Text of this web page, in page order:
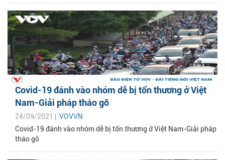
Covid-19 đánh vào nhóm dễ bị tổn thương ở Việt
Nam-Giải pháp tháo gỡ
24/09/2021 | VOVVN
Covid-19 đánh vào nhóm dễ bị tổn thương ở Việt Nam-Giải pháp
tháo gỡ